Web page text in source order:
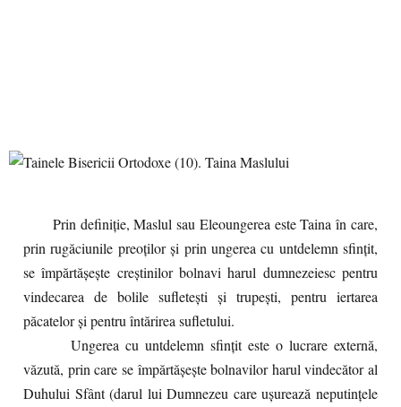
Prin definiţie, Maslul sau Eleoungerea este Taina în care,
prin rugăciunile preoţilor şi prin ungerea cu untdelemn sfinţit,
se împărtăşeşte creştinilor bolnavi harul dumnezeiesc pentru
vindecarea de bolile sufleteşti şi trupeşti, pentru iertarea
păcatelor şi pentru întărirea sufletului.
Ungerea cu untdelemn sfinţit este o lucrare externă,
văzută, prin care se împărtăşeşte bolnavilor harul vindecător al
Duhului Sfânt (darul lui Dumnezeu care uşurează neputinţele